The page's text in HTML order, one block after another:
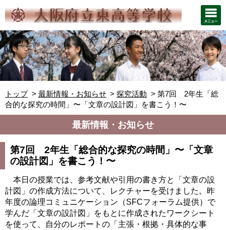
トップ 最新情報・お知らせ 探究活動
第7回 2年生「総
合的な探究の時間」〜「文章の設計図」を書こう！〜
最新情報・お知らせ
第7回 2年生「総合的な探究の時間」〜「文章
の設計図」を書こう！〜
本日の授業では、参考文献や引用の書き方と「文章の設
計図」の作成方法について、レクチャーを受けました。昨
年度の論理コミュニケーション（SFCフォーラム提供）で
学んだ「文章の設計図」をもとに作成されたワークシート
を使って、自分のレポートの「主張・根拠・具体的な事